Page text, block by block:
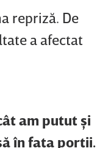
repriză. De
a afectat
am putut şi
în faţa porţii.